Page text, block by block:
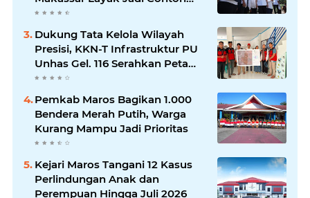
Nasional
Dukung Tata Kelola Wilayah
Presisi, KKN-T Infrastruktur PU
Unhas Gel. 116 Serahkan Peta
Batas Dusun Berbasis GIS ke
Desa Bonto Matene
Pemkab Maros Bagikan 1.000
Bendera Merah Putih, Warga
Kurang Mampu Jadi Prioritas
Kejari Maros Tangani 12 Kasus
Perlindungan Anak dan
Perempuan Hingga Juli 2026